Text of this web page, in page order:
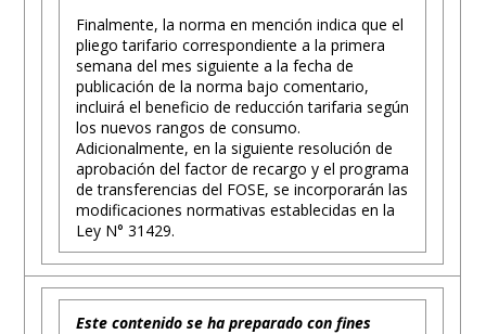
Finalmente, la norma en mención indica que el
pliego tarifario correspondiente a la primera
semana del mes siguiente a la fecha de
publicación de la norma bajo comentario,
incluirá el beneficio de reducción tarifaria según
los nuevos rangos de consumo.
Adicionalmente, en la siguiente resolución de
aprobación del factor de recargo y el programa
de transferencias del FOSE, se incorporarán las
modificaciones normativas establecidas en la
Ley N° 31429.
Este contenido se ha preparado con fines